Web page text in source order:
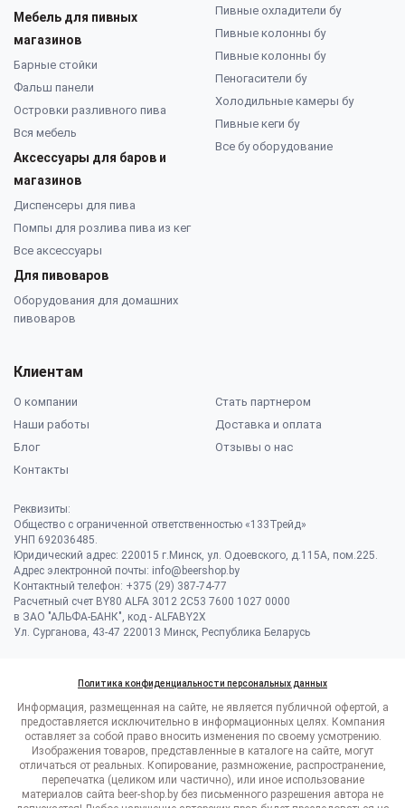
Мебель для пивных
магазинов
Барные стойки
Фальш панели
Островки разливного пива
Вся мебель
Аксессуары для баров и
магазинов
Диспенсеры для пива
Помпы для розлива пива из кег
Все аксессуары
Для пивоваров
Оборудования для домашних
пивоваров
Пивные охладители бу
Пивные колонны бу
Пивные колонны бу
Пеногасители бу
Холодильные камеры бу
Пивные кеги бу
Все бу оборудование
Клиентам
О компании
Стать партнером
Наши работы
Доставка и оплата
Блог
Отзывы о нас
Контакты
Реквизиты:
Общество с ограниченной ответственностью «133Трейд»
УНП 692036485​.
Юридический адрес: 220015 г.Минск, ул. Одоевского, д.115А, пом.225.
Адрес электронной почты: info@beershop.by
Контактный телефон: +375 (29) 387-74-77
Расчетный счет BY80 ALFA 3012 2C53 7600 1027 0000
в ЗАО "АЛЬФА-БАНК", код - ALFABY2X
Ул. Сурганова, 43-47 220013 Минск, Республика Беларусь
Политика конфиденциальности персональных данных
Информация, размещенная на сайте, не является публичной офертой, а
предоставляется исключительно в информационных целях. Компания
оставляет за собой право вносить изменения по своему усмотрению.
Изображения товаров, представленные в каталоге на сайте, могут
отличаться от реальных. Копирование, размножение, распространение,
перепечатка (целиком или частично), или иное использование
материалов сайта beer-shop.by без письменного разрешения автора не